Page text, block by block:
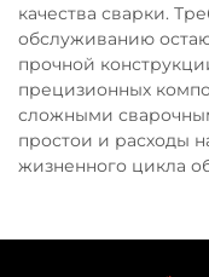
качества сварки.
обслуживанию
прочной
прецизионных
сложными
простои и расходы
жизненного цикла